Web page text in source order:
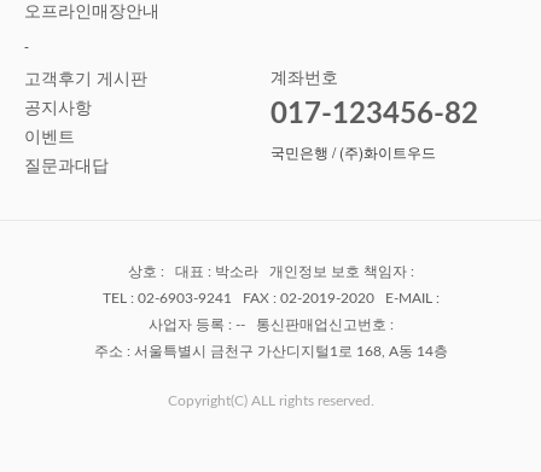
오프라인매장안내
-
고객후기 게시판
공지사항
이벤트
질문과대답
계좌번호
017-123456-82
국민은행 / (주)화이트우드
상호 : 대표 : 박소라 개인정보 보호 책임자 :
TEL : 02-6903-9241 FAX : 02-2019-2020 E-MAIL :
사업자 등록 : -- 통신판매업신고번호 :
주소 : 서울특별시 금천구 가산디지털1로 168, A동 14층
Copyright(C) ALL rights reserved.